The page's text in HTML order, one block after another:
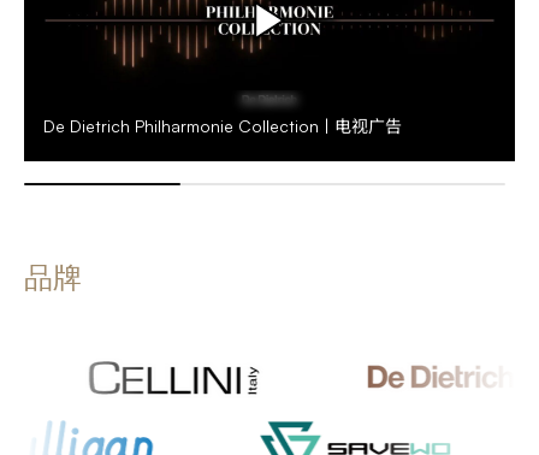
De Dietrich Philharmonie Collection | 电视广告
品牌